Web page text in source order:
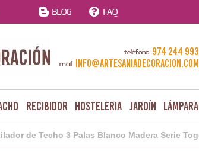
BLOG FAQ
teléfono 974 244 993
mail info@artesaniadecoracion.com
Recibidor Hosteleria Jardín
de Techo 3 Palas Blanco Madera Serie